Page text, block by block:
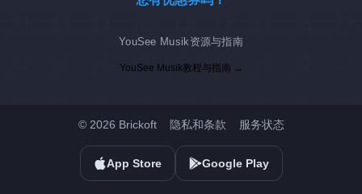
YouSee Musik资源与指南
YouSee Musik教程与指南 →
© 2026 Brickoft 隐私和条款 服务状态
App Store Google Play